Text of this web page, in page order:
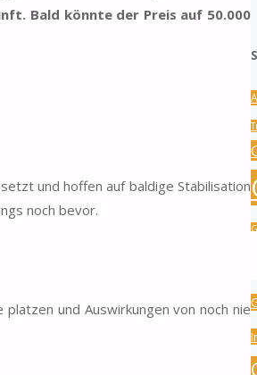
Bald könnte der Preis auf 50.000
und hoffen auf baldige Stabilisation
noch bevor.
aus den Mainstream Medien
und Auswirkungen von noch nie